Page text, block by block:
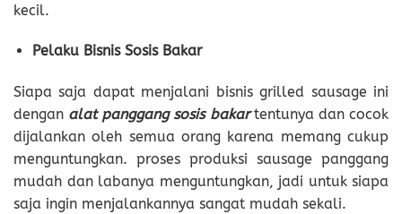
kecil.
Pelaku Bisnis Sosis Bakar
Siapa saja dapat menjalani bisnis grilled sausage ini
dengan alat panggang sosis bakartentunya dan cocok
dijalankan oleh semua orang karena memang cukup
menguntungkan. proses produksi sausage panggang
mudah dan labanya menguntungkan, jadi untuk siapa
saja ingin menjalankannya sangat mudah sekali.